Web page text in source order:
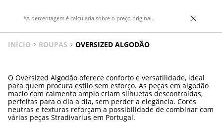
*A percentagem é calculada sobre o preço original.
INÍCIO ROUPAS OVERSIZED ALGODÃO
O Oversized Algodão oferece conforto e versatilidade, ideal
para quem procura estilo sem esforço. As peças em algodão
macio com caimento amplo criam silhuetas descontraídas,
perfeitas para o dia a dia, sem perder a elegância. Cores
neutras e texturas reforçam a possibilidade de combinar com
várias peças Stradivarius em Portugal.